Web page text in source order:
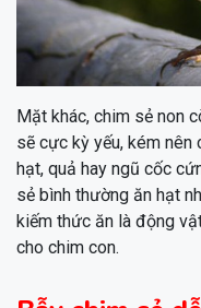
Mặt khác, chim sẻ non
sẽ cực kỳ yếu, kém
hạt, quả hay ngũ cốc
sẻ bình thường ăn hạt
kiếm thức ăn là động
cho chim con.